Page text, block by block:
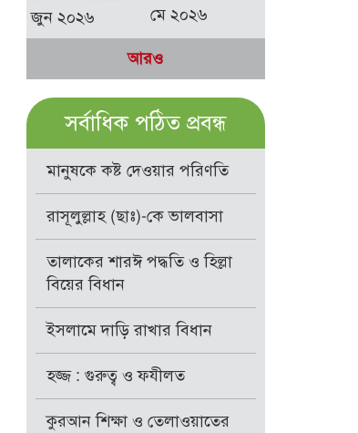
জুন ২০২৬ মে ২০২৬
আরও
সর্বাধিক পঠিত প্রবন্ধ
মানুষকে কষ্ট দেওয়ার পরিণতি
রাসূলুল্লাহ (ছাঃ)-কে ভালবাসা
তালাকের শারঈ পদ্ধতি ও হিল্লা
বিয়ের বিধান
ইসলামে দাড়ি রাখার বিধান
হজ্জ : গুরুত্ব ও ফযীলত
কুরআন শিক্ষা ও তেলাওয়াতের